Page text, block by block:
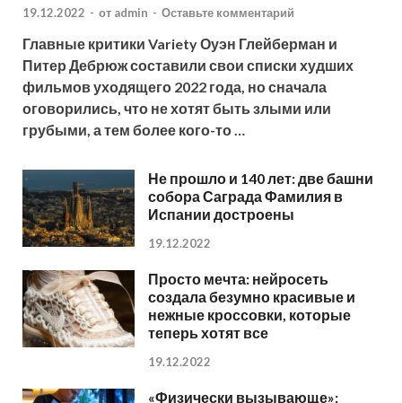
19.12.2022 - от admin - Оставьте комментарий
Главные критики Variety Оуэн Глейберман и
Питер Дебрюж составили свои списки худших
фильмов уходящего 2022 года, но сначала
оговорились, что не хотят быть злыми или
грубыми, а тем более кого-то …
Не прошло и 140 лет: две башни
собора Саграда Фамилия в
Испании достроены
19.12.2022
Просто мечта: нейросеть
создала безумно красивые и
нежные кроссовки, которые
теперь хотят все
19.12.2022
«Физически вызывающе»: